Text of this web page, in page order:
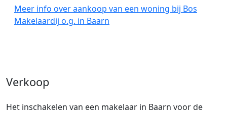
Meer info over aankoop van een woning bij Bos
Makelaardij o.g. in Baarn
Verkoop
Het inschakelen van een makelaar in Baarn voor de